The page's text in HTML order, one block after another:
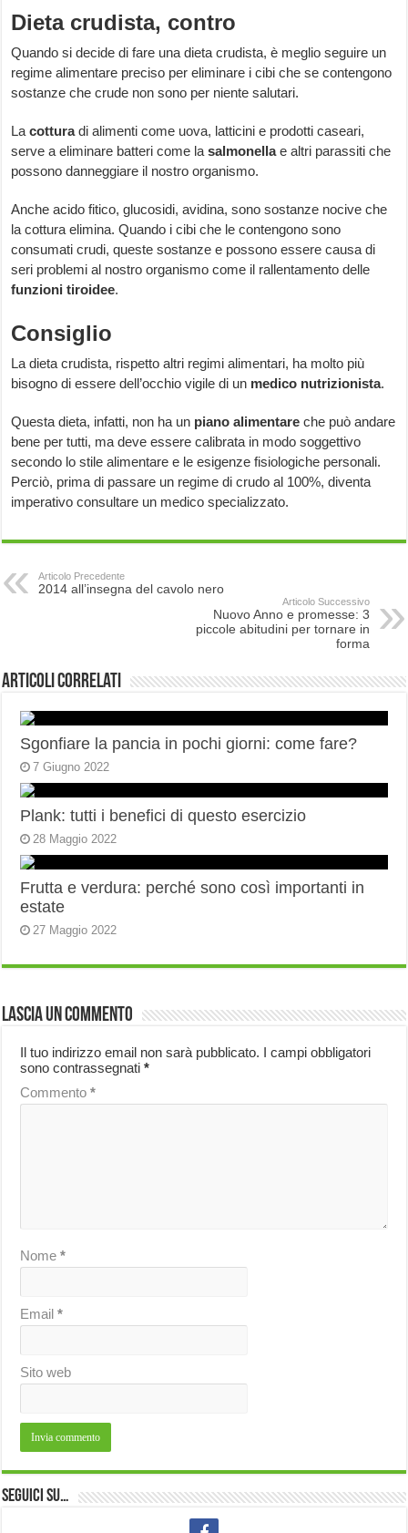
Dieta crudista, contro
Quando si decide di fare una dieta crudista, è meglio seguire un
regime alimentare preciso per eliminare i cibi che se contengono
sostanze che crude non sono per niente salutari.
Lacotturadi alimenti come uova, latticini e prodotti caseari,
serve a eliminare batteri come la salmonellae altri parassiti che
possono danneggiare il nostro organismo.
Anche acido fitico, glucosidi, avidina, sono sostanze nocive che
la cottura elimina. Quando i cibi che le contengono sono
consumati crudi, queste sostanze e possono essere causa di
seri problemi al nostro organismo come il rallentamento delle
funzioni tiroidee.
Consiglio
La dieta crudista, rispetto altri regimi alimentari, ha molto più
bisogno di essere dell’occhio vigile di un medico nutrizionista.
Questa dieta, infatti, non ha un piano alimentare che può andare
bene per tutti, ma deve essere calibrata in modo soggettivo
secondo lo stile alimentare e le esigenze fisiologiche personali.
Perciò, prima di passare un regime di crudo al 100%, diventa
imperativo consultare un medico specializzato.
Articolo Precedente
2014 all’insegna del cavolo nero
Articolo Successivo
Nuovo Anno e promesse: 3
piccole abitudini per tornare in
forma
Articoli correlati
Sgonfiare la pancia in pochi giorni: come fare?
7 Giugno 2022
Plank: tutti i benefici di questo esercizio
28 Maggio 2022
Frutta e verdura: perché sono così importanti in
estate
27 Maggio 2022
Lascia un commento
Il tuo indirizzo email non sarà pubblicato. I campi obbligatori
sono contrassegnati*
Commento*
Nome*
Email*
Sito web
Seguici su…